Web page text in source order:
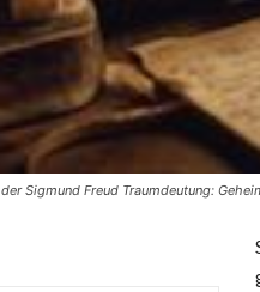
Sigmund Freud Traumdeutung: